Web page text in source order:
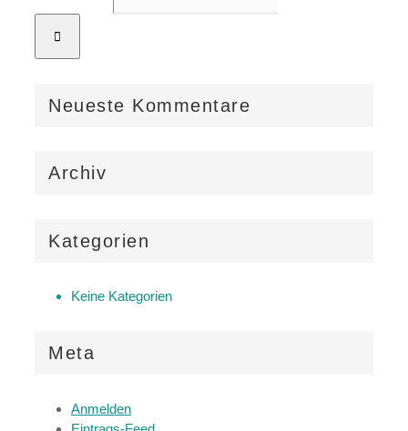
Neueste Kommentare
Archiv
Kategorien
Keine Kategorien
Meta
Anmelden